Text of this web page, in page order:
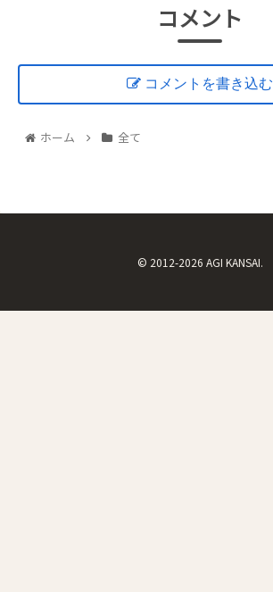
コメント
コメントを書き込む
ホーム 全て
© 2012-2026 AGI KANSAI.